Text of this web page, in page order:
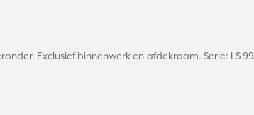
Exclusief binnenwerk en afdekraam. Serie: LS